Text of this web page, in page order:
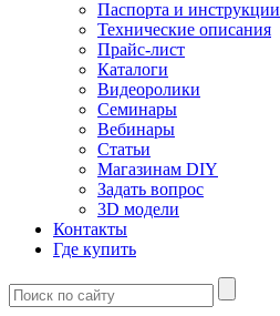
Паспорта и инструкции
Технические описания
Прайс-лист
Каталоги
Видеоролики
Семинары
Вебинары
Статьи
Магазинам DIY
Задать вопрос
3D модели
Контакты
Где купить